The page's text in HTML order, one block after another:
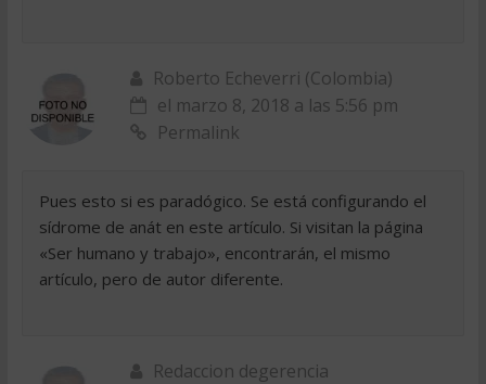
Roberto Echeverri (Colombia)
el marzo 8, 2018 a las 5:56 pm
Permalink
Pues esto si es paradógico. Se está configurando el
sídrome de anát en este artículo. Si visitan la página
«Ser humano y trabajo», encontrarán, el mismo
artículo, pero de autor diferente.
Redaccion degerencia